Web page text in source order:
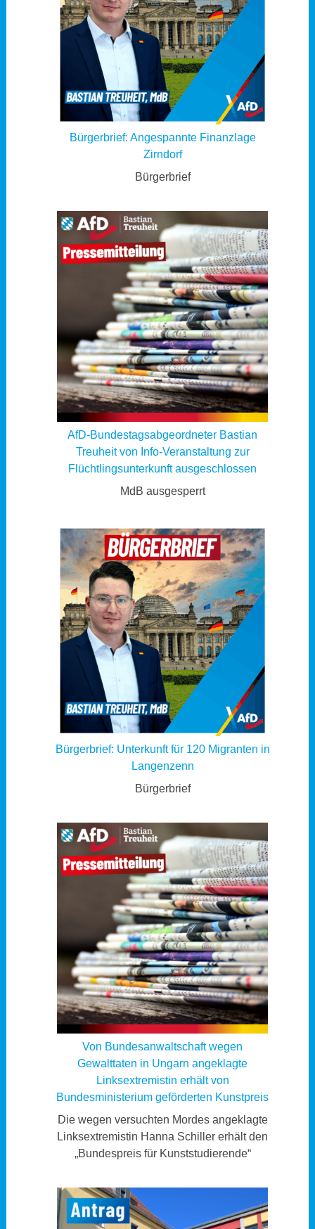
Bürgerbrief: Angespannte Finanzlage
Zirndorf
Bürgerbrief
AfD-Bundestagsabgeordneter Bastian
Treuheit von Info-Veranstaltung zur
Flüchtlingsunterkunft ausgeschlossen
MdB ausgesperrt
Bürgerbrief: Unterkunft für 120 Migranten in
Langenzenn
Bürgerbrief
Von Bundesanwaltschaft wegen
Gewalttaten in Ungarn angeklagte
Linksextremistin erhält von
Bundesministerium geförderten Kunstpreis
Die wegen versuchten Mordes angeklagte
Linksextremistin Hanna Schiller erhält den
„Bundespreis für Kunststudierende“